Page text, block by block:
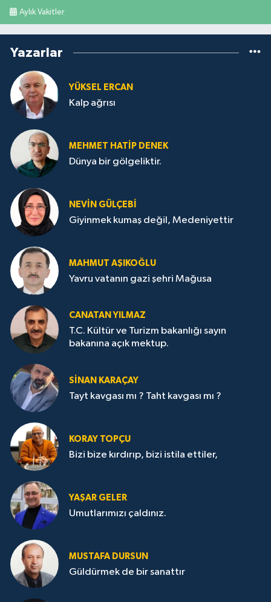
Aylık Vakitler
Yazarlar
YÜKSEL ERCAN
Kalp ağrısı
MEHMET HATİP DENEK
Dünya bir gölgeliktir.
NEVİN GÜLÇEBİ
Giyinmek kumaş değil, Medeniyettir
MAHMUT AŞIKOĞLU
Yavru vatanın gazi şehri Mağusa
CANATAN YILMAZ
T.C. Kültür ve Turizm bakanlığı sayın
bakanına açık mektup.
SİNAN KARAÇAY
Tayt kavgası mı ? Taht kavgası mı ?
KORAY TOPÇU
Bizi bize kırdırıp, bizi istila ettiler,
YAŞAR GELER
Umutlarımızı çaldınız.
MUSTAFA DURSUN
Güldürmek de bir sanattır